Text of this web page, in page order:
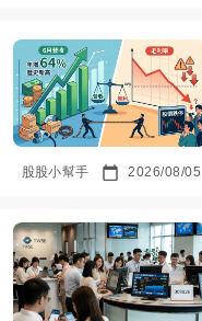
股股小幫手 2026/08/05